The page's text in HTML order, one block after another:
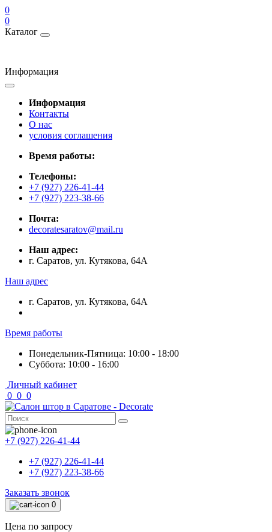
0
0
Каталог
Информация
Информация
Контакты
О нас
условия соглашения
Время работы:
Телефоны:
+7 (927) 226-41-44
+7 (927) 223-38-66
Почта:
decoratesaratov@mail.ru
Наш адрес:
г. Саратов, ул. Кутякова, 64А
Наш адрес
г. Саратов, ул. Кутякова, 64А
Время работы
Понедельник-Пятница: 10:00 - 18:00
Суббота: 10:00 - 16:00
Личный кабинет
0 0 0
+7 (927) 226-41-44
+7 (927) 226-41-44
+7 (927) 223-38-66
Заказать звонок
0
Цена по запросу